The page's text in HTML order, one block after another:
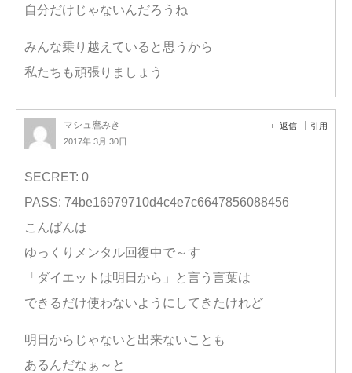
自分だけじゃないんだろうね
みんな乗り越えていると思うから
私たちも頑張りましょう
マシュ麿みき
2017年 3月 30日
返信 引用
SECRET: 0
PASS: 74be16979710d4c4e7c6647856088456
こんばんは
ゆっくりメンタル回復中で～す
「ダイエットは明日から」と言う言葉は
できるだけ使わないようにしてきたけれど
明日からじゃないと出来ないことも
あるんだなぁ～と